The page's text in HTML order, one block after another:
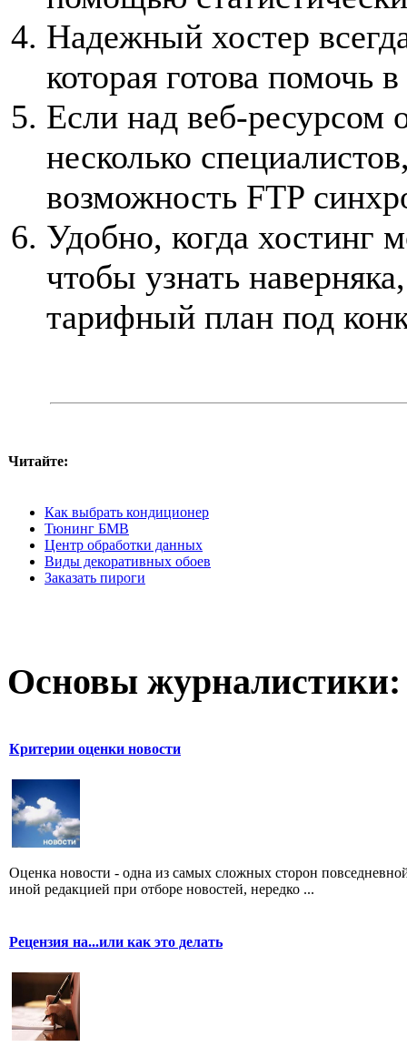
Надежный хостер
которая готова помочь
Если над веб-ресурсом
несколько
возможность FTP
Удобно, когда хостинг
чтобы узнать
тарифный план под
Читайте:
Как выбрать кондиционер
Тюнинг БМВ
Центр обработки данных
Виды декоративных обоев
Заказать пироги
Основы журналистики:
Критерии оценки новости
Оценка новости - одна из самых сложных сторон
иной редакцией при отборе новостей, нередко ...
Рецензия на...или как это делать